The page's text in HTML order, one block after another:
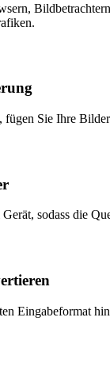
Sie Ihre
sodass die
Eingabeformat